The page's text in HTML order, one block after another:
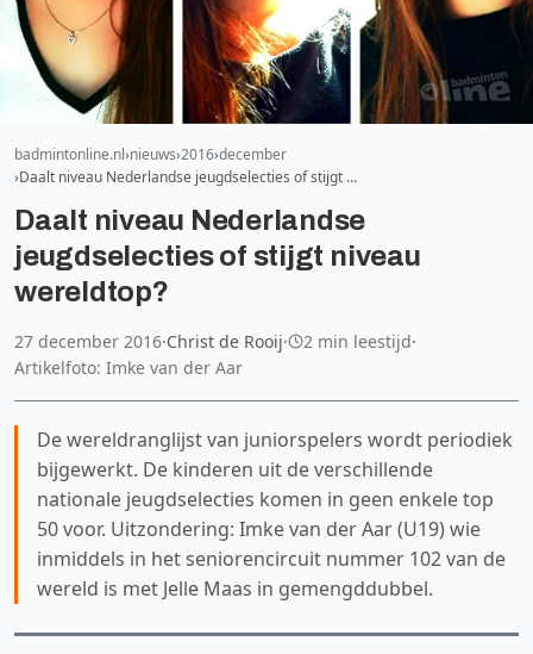
badmintonline.nl nieuws 2016 december
Daalt niveau Nederlandse jeugdselecties of stijgt …
Daalt niveau Nederlandse
jeugdselecties of stijgt niveau
wereldtop?
27 december 2016·Christ de Rooij· 2 min leestijd·
Artikelfoto: Imke van der Aar
De wereldranglijst van juniorspelers wordt periodiek
bijgewerkt. De kinderen uit de verschillende
nationale jeugdselecties komen in geen enkele top
50 voor. Uitzondering: Imke van der Aar (U19) wie
inmiddels in het seniorencircuit nummer 102 van de
wereld is met Jelle Maas in gemengddubbel.